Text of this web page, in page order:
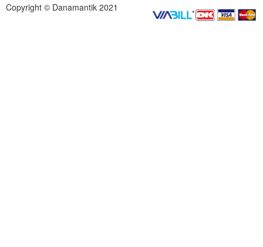
Copyright © Danamantik 2021